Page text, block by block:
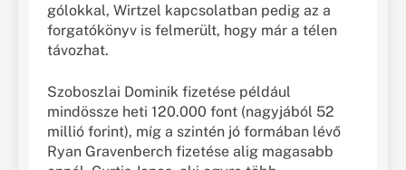
gólokkal, Wirtzel kapcsolatban pedig az a
forgatókönyv is felmerült, hogy már a télen
távozhat.
Szoboszlai Dominik fizetése például
mindössze heti 120.000 font (nagyjából 52
millió forint), míg a szintén jó formában lévő
Ryan Gravenberch fizetése alig magasabb